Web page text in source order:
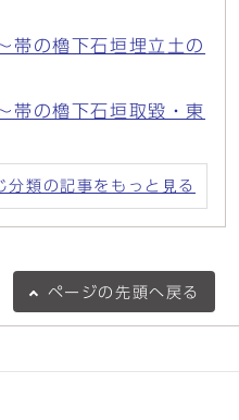
の櫓下石垣埋立土の
の櫓下石垣取毀・東
分類の記事をもっと見る
ページの 先頭へ戻る